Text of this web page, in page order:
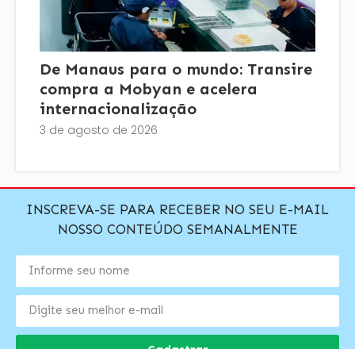
De Manaus para o mundo: Transire
compra a Mobyan e acelera
internacionalização
3 de agosto de 2026
INSCREVA-SE PARA RECEBER NO SEU E-MAIL
NOSSO CONTEÚDO SEMANALMENTE